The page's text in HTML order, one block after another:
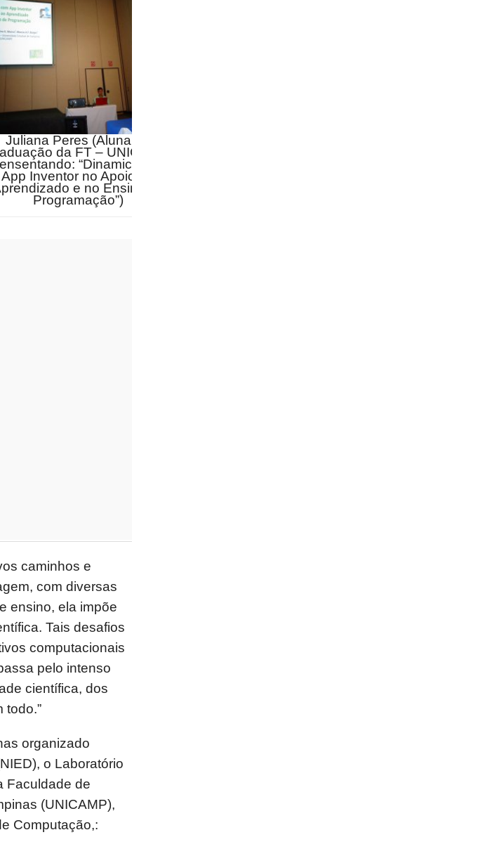
Juliana Peres (Aluna de
da FT – UNICAMP,
“Dinamicas com
App Inventor no Apoio ao
e no Ensino de
Programação”)
caminhos e
com diversas
ensino, ela impõe
Tais desafios
computacionais
pelo intenso
científica, dos
todo.”
organizado
o Laboratório
Faculdade de
(UNICAMP),
Computação,: